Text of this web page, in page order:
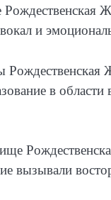
и
в области
вызывали